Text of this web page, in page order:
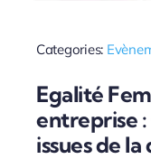
Categories:
Egalité
entreprise
issues de